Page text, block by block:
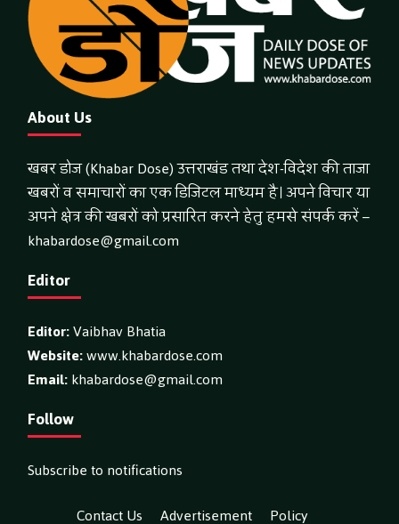
About Us
खबर डोज (Khabar Dose) उत्तराखंड तथा देश-विदेश की ताजा
खबरों व समाचारों का एक डिजिटल माध्यम है। अपने विचार या
अपने क्षेत्र की खबरों को प्रसारित करने हेतु हमसे संपर्क करें –
khabardose@gmail.com
Editor
Editor:Vaibhav Bhatia
Website:www.khabardose.com
Email:khabardose@gmail.com
Follow
Subscribe to notifications
Contact Us
Advertisement Policy